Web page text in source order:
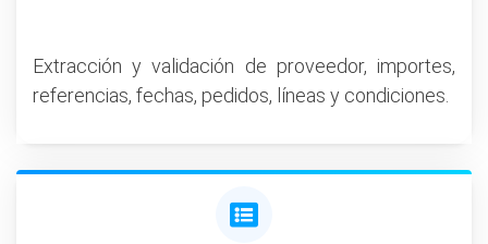
Extracción y validación de proveedor, importes,
referencias, fechas, pedidos, líneas y condiciones.